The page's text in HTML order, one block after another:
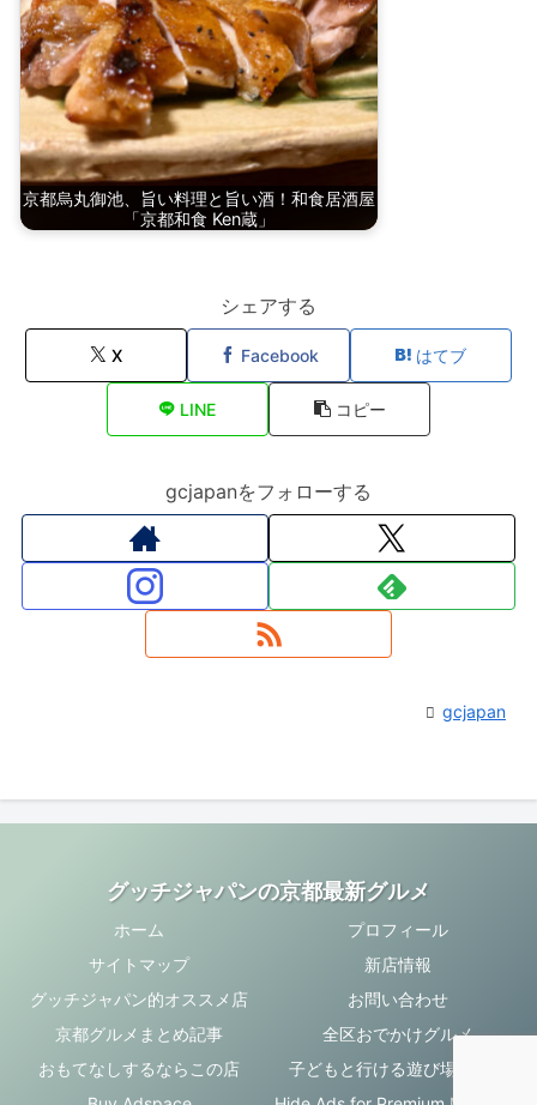
京都烏丸御池、旨い料理と旨い酒！和食居酒屋
「京都和食 Ken蔵」
シェアする
X Facebook はてブ
LINE コピー
gcjapanをフォローする
gcjapan
グッチジャパンの京都最新グルメ
ホーム
プロフィール
サイトマップ
新店情報
グッチジャパン的オススメ店
お問い合わせ
京都グルメまとめ記事
全区おでかけグルメ
おもてなしするならこの店
子どもと行ける遊び場・お店